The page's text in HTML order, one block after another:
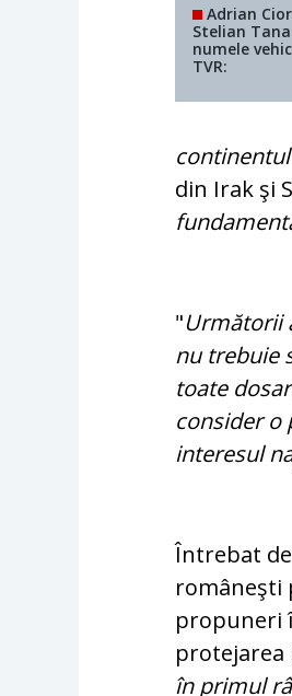
Adrian
Stelian
numele
TVR:
din Irak şi
"Următorii
nu trebuie
toate
consider o
interesul
Întrebat
româneşti
propuneri
protejarea
în primul